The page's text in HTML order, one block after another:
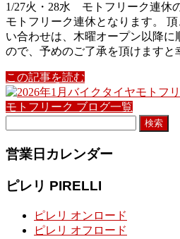
1/27火・28水 モトフリーク連休
モトフリーク連休となります。
い合わせは、木曜オープン以降
ので、予めのご了承を頂けます
この記事を読む
モトフリーク ブログ一覧
営業日カレンダー
ピレリ PIRELLI
ピレリ オンロード
ピレリ オフロード